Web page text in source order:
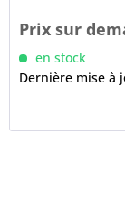
Prix sur
en stock
Dernière mise à